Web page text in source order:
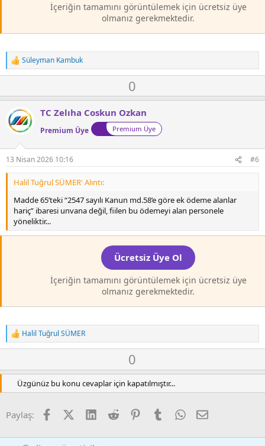
İçeriğin tamamını görüntülemek için ücretsiz üye
olmanız gerekmektedir.
T
e
i
l
e
r
Süleyman Kambuk
O
y
l
a
0
o
n
v
o
t
e
TC Zelıha Coskun Ozkan
Premium Üye Premium Üye
13 Nisan 2026 10:16 #6
Halil Tuğrul SÜMER' Alıntı:
Madde 65’teki “2547 sayılı Kanun md.58’e göre ek ödeme alanlar
hariç” ibaresi unvana değil, fiilen bu ödemeyi alan personele
yöneliktir...
Ücretsiz Üye Ol
İçeriğin tamamını görüntülemek için ücretsiz üye
olmanız gerekmektedir.
T
e
i
e
:
Halil Tuğrul SÜMER
O
y
l
a
0
o
w
n
v
o
t
Üzgünüz bu konu cevaplar için kapatılmıştır...
Paylaş: FacebookX (Twitter)
LinkedIn
Reddit PinterestTumblrWhatsApp
E-posta